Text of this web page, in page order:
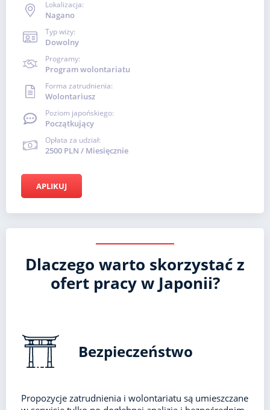
Lokalizacja:
Nagano
Typ wizy:
Dowolny
Programy:
Program wolontariatu
Forma zatrudnienia:
Wolontariusz
Poziom japońskiego:
Początkujący
Opłata za udział:
2500 PLN / Miesięcznie
APLIKUJ
Dlaczego warto skorzystać z
ofert pracy w Japonii?
Bezpieczeństwo
Propozycje zatrudnienia i wolontariatu są umieszczane